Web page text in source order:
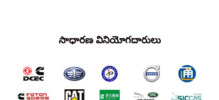
సాధారణ వినియోగదారులు